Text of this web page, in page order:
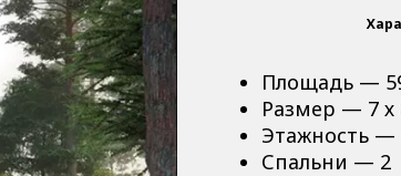
Площадь —
Размер — 7 х
Этажность
Спальни — 2